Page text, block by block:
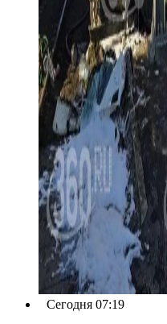
Сегодня 07:19